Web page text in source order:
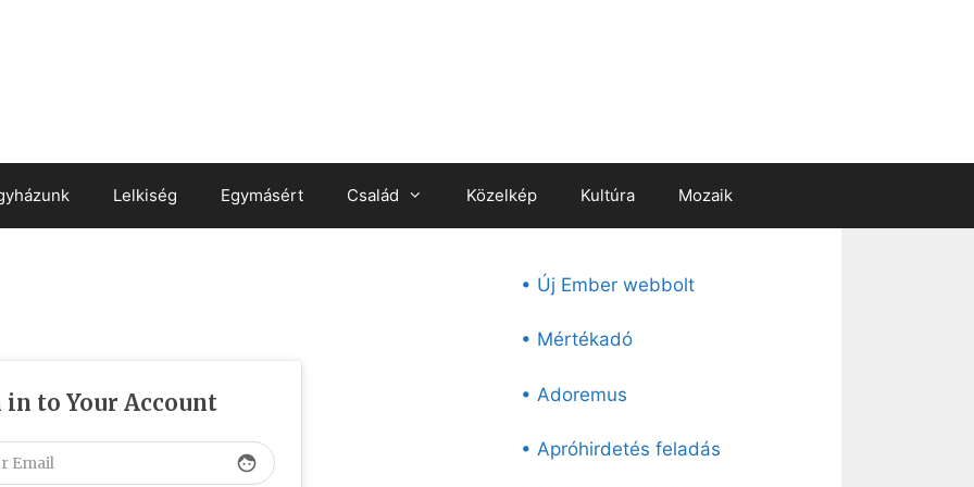
Lelkiség Egymásért Család Közelkép Kultúra Mozaik
in to Your Account
face
• Új Ember webbolt
• Mértékadó
• Adoremus
• Apróhirdetés feladás